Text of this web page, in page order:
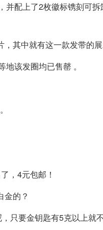
配上了2枚徽标镌刻可
其中就有这一款发带的展
该发圈均已售罄 。
，4元包邮！
金的？
只要金钥匙有5克以上就